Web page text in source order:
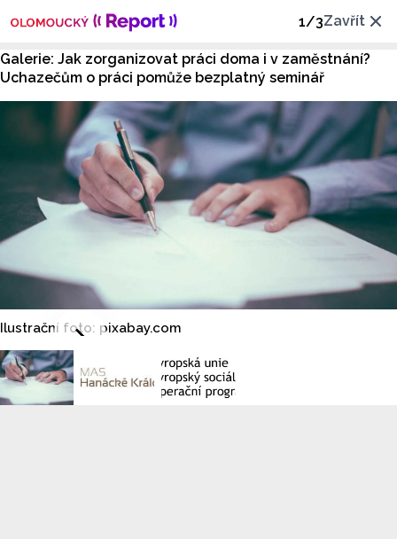
1/3Zavřít
Galerie: Jak zorganizovat práci doma i v zaměstnání?
Uchazečům o práci pomůže bezplatný seminář
Ilustrační foto: pixabay.com